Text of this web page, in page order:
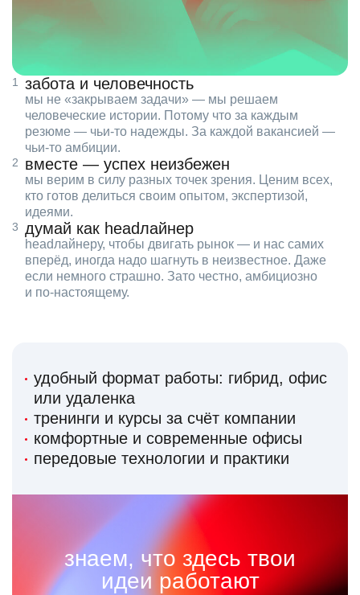
забота и человечность
мы не «закрываем задачи» — мы решаем
человеческие истории. Потому что за каждым
резюме — чьи‑то надежды. За каждой вакансией —
чьи‑то амбиции.
вместе — успех неизбежен
мы верим в силу разных точек зрения. Ценим всех,
кто готов делиться своим опытом, экспертизой,
идеями.
думай как headлайнер
headлайнеру, чтобы двигать рынок — и нас самих
вперёд, иногда надо шагнуть в неизвестное. Даже
если немного страшно. Зато честно, амбициозно
и по‑настоящему.
удобный формат работы: гибрид, офис
или удаленка
тренинги и курсы за счёт компании
комфортные и современные офисы
передовые технологии и практики
знаем, что здесь твои
идеи работают